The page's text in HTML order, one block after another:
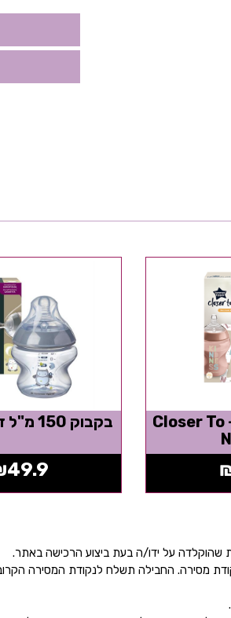
בקבוק 260 מ"ל - Closer To
בקבוק 150 מ"ל זרימה איטית
49.9
מסירה. החבילה תשלח לנקודת המסירה